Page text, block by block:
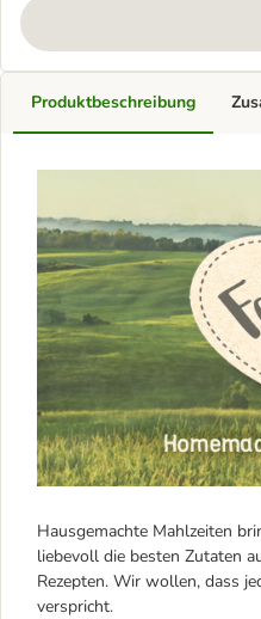
Produktbeschreibung
Hausgemachte Mahlzeiten
liebevoll die besten Zutaten
Rezepten. Wir wollen, dass
verspricht.